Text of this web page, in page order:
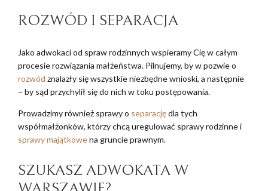
ROZWÓD I SEPARACJA
Jako adwokaci od spraw rodzinnych wspieramy Cię w całym
procesie rozwiązania małżeństwa. Pilnujemy, by w pozwie o
rozwód znalazły się wszystkie niezbędne wnioski, a następnie
– by sąd przychylił się do nich w toku postępowania.
Prowadzimy również sprawy o separacjędla tych
współmałżonków, którzy chcą uregulować sprawy rodzinne i
sprawy majątkowena gruncie prawnym.
SZUKASZ ADWOKATA W